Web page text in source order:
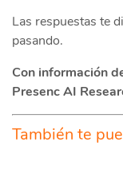
Las respuestas te
pasando.
Con información
Presenc AI
También te